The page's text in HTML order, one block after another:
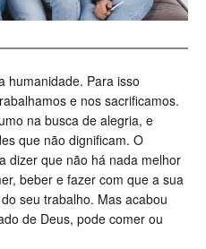
humanidade. Para isso
e nos sacrificamos.
na busca de alegria, e
que não dignificam. O
dizer que não há nada melhor
beber e fazer com que a sua
seu trabalho. Mas acabou
de Deus, pode comer ou